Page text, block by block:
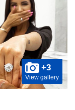
+3
View gallery